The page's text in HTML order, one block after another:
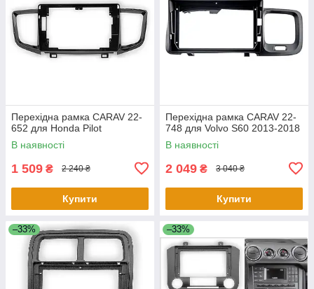
Перехідна рамка CARAV 22-
652 для Honda Pilot
В наявності
1 509 ₴ 2 240 ₴
Купити
Перехідна рамка CARAV 22-
748 для Volvo S60 2013-2018
В наявності
2 049 ₴ 3 040 ₴
Купити
–33% –33%